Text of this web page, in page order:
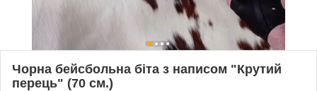
Чорна бейсбольна біта з написом "Крутий
перець" (70 см.)